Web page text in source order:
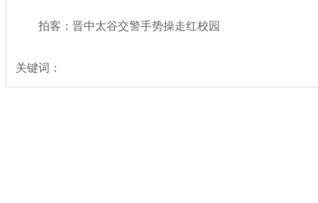
拍客：晋中太谷交警手势操走红校园
关键词：